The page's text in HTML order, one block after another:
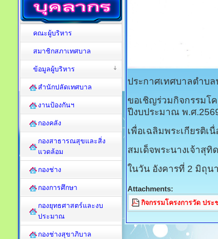
ประกาศเทศบาลตำบ
ขอเชิญร่วมกิจกรรมโ
ปีงบประมาณ พ.ศ
เพื่อเฉลิมพระเกียรติ
สมเด็จพระนางเจ้าสุ
ในวัน อังคารที่ 2 มิถุน
Attachments:
กิจกรรมโครงการวัด ปร
คณะผู้บริหาร
สมาชิกสภาเทศบาล
ข้อมูลผู้บริหาร
สำนักปลัดเทศบาล
งานป้องกันฯ
กองคลัง
กองสาธารณสุขและสิ่ง
แวดล้อม
กองช่าง
กองการศึกษา
กองยุทธศาสตร์และงบ
ประมาณ
กองช่างสุขาภิบาล